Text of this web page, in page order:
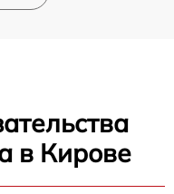
в Кирове